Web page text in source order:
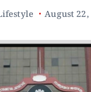
August 22,